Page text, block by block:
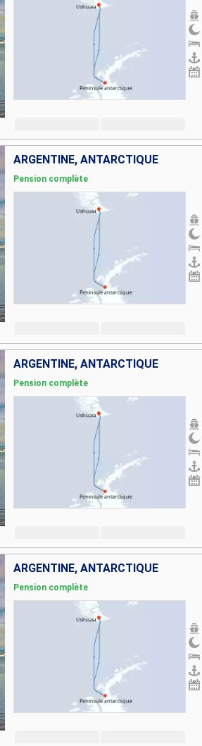
ARGENTINE, ANTARCTIQUE
Pension complète
ARGENTINE, ANTARCTIQUE
Pension complète
ARGENTINE, ANTARCTIQUE
Pension complète